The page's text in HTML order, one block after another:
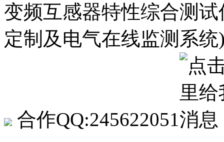
变频互感器特性综合测
定制及电气在线监测系统
合作QQ:245622051